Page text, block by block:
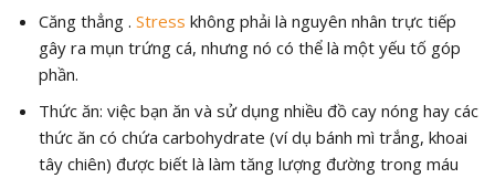
Căng thẳng . Stress không phải là nguyên nhân trực tiếp
gây ra mụn trứng cá, nhưng nó có thể là một yếu tố góp
phần.
Thức ăn: việc bạn ăn và sử dụng nhiều đồ cay nóng hay các
thức ăn có chứa carbohydrate (ví dụ bánh mì trắng, khoai
tây chiên) được biết là làm tăng lượng đường trong máu